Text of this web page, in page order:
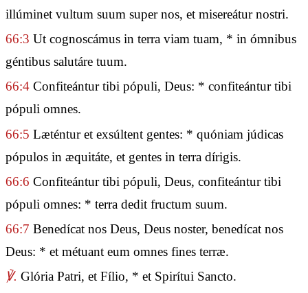
illúminet vultum suum super nos, et misereátur nostri.
66:3 Ut cognoscámus in terra viam tuam, * in ómnibus
géntibus salutáre tuum.
66:4 Confiteántur tibi pópuli, Deus: * confiteántur tibi
pópuli omnes.
66:5 Læténtur et exsúltent gentes: * quóniam júdicas
pópulos in æquitáte, et gentes in terra dírigis.
66:6 Confiteántur tibi pópuli, Deus, confiteántur tibi
pópuli omnes: * terra dedit fructum suum.
66:7 Benedícat nos Deus, Deus noster, benedícat nos
Deus: * et métuant eum omnes fines terræ.
℣. Glória Patri, et Fílio, * et Spirítui Sancto.